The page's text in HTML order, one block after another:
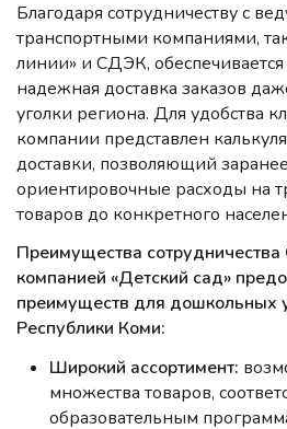
Благодаря сотрудничеству с
транспортными компаниями,
линии» и СДЭК,
надежная доставка заказов
уголки региона. Для удобства
компании представлен
доставки, позволяющий
ориентировочные расходы на
товаров до конкретного
Преимущества сотрудничества
компанией «Детский сад»
преимуществ для дошкольных
Республики Коми:
Широкий ассортимент:
множества товаров,
образовательным